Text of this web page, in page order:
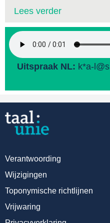
Lees verder
Uitspraak NL: k*a-l@s
Verantwoording
Wijzigingen
Toponymische richtlijnen
Vrijwaring